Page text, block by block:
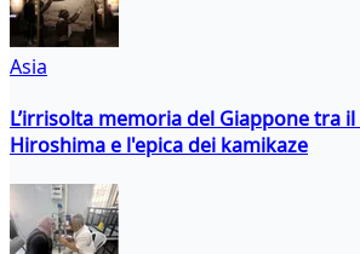
Asia
L’irrisolta memoria del Giappone tra
Hiroshima e l'epica dei kamikaze